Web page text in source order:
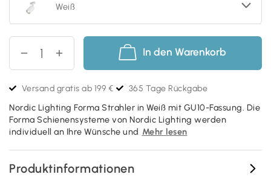
Weiß
In den Warenkorb
Versand gratis ab 199 € 365 Tage Rückgabe
Nordic Lighting Forma Strahler in Weiß mit GU10-Fassung. Die
Forma Schienensysteme von Nordic Lighting werden
individuell an Ihre Wünsche und Mehr lesen
Produktinformationen